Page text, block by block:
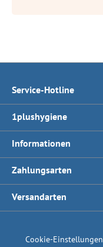
Service-Hotline
1plushygiene
Informationen
Zahlungsarten
Versandarten
Cookie-Einstellungen